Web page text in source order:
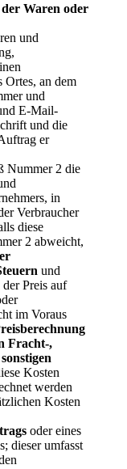
Waren oder
und
Ortes, an dem
und
E-Mail-
und die
er
Nummer 2 die
in
Verbraucher
diese
2 abweicht,
und
Preis auf
im Voraus
Fracht-,
Kosten
werden
Kosten
oder eines
dieser umfasst